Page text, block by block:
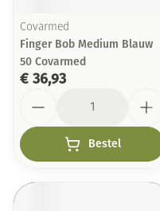
Covarmed
Finger Bob Medium Blauw
50 Covarmed
€ 36,93
Bestel